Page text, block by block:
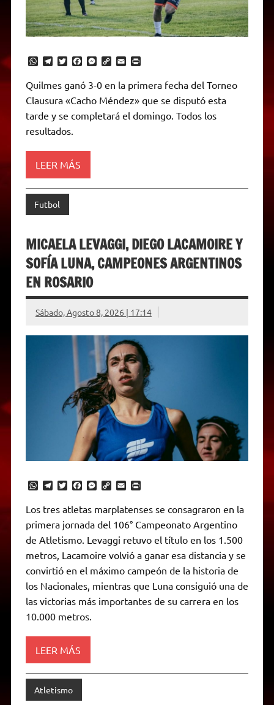
W
a
t
s
A
p
p
T
e
g
a
m
T
t
t
r
F
c
e
b
o
M
s
s
e
n
g
C
y
L
n
E
l
P
n
t
F
r
Quilmes ganó 3-0 en la primera fecha del Torneo
Clausura «Cacho Méndez» que se disputó esta
tarde y se completará el domingo. Todos los
resultados.
LEER MÁS
Futbol
MICAELA LEVAGGI, DIEGO LACAMOIRE Y
SOFÍA LUNA, CAMPEONES ARGENTINOS
EN ROSARIO
Sábado, Agosto 8, 2026 | 17:14
W
t
s
A
p
p
T
e
g
a
m
T
i
t
t
r
F
e
b
o
k
M
s
e
g
e
C
y
L
n
k
E
a
i
l
P
n
t
r
i
e
n
d
l
y
Los tres atletas marplatenses se consagraron en la
primera jornada del 106° Campeonato Argentino
de Atletismo. Levaggi retuvo el título en los 1.500
metros, Lacamoire volvió a ganar esa distancia y se
convirtió en el máximo campeón de la historia de
los Nacionales, mientras que Luna consiguió una de
las victorias más importantes de su carrera en los
10.000 metros.
LEER MÁS
Atletismo